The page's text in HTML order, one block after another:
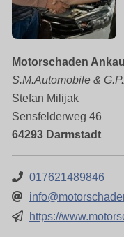
Motorschaden
S.M.Automobile &
Stefan Milijak
Sensfelderweg 46
64293 Darmstadt
017621489846
https://